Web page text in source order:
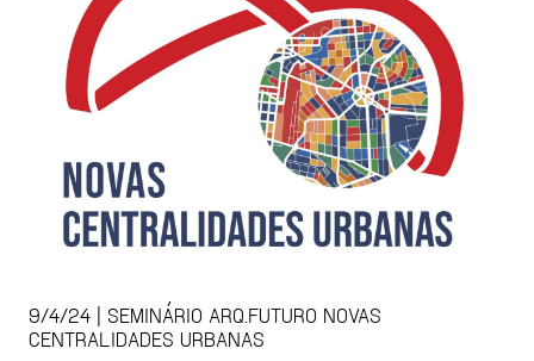
9/4/24 | SEMINÁRIO ARQ.FUTURO NOVAS
CENTRALIDADES URBANAS